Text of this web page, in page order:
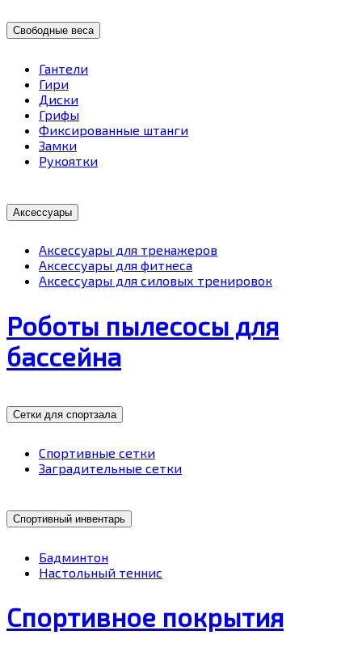
Свободные веса
Гантели
Гири
Диски
Грифы
Фиксированные штанги
Замки
Рукоятки
Аксессуары
Аксессуары для тренажеров
Аксессуары для фитнеса
Аксессуары для силовых тренировок
Роботы пылесосы для
бассейна
Сетки для спортзала
Спортивные сетки
Заградительные сетки
Спортивный инвентарь
Бадминтон
Настольный теннис
Спортивное покрытия